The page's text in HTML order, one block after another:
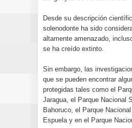
Desde su descripción
solenodonte ha sido
altamente amenazado,
se ha creído extinto.
Sin embargo, las
que se pueden encontrar
protegidas tales como el
Jaragua, el Parque Nacional
Bahoruco, el Parque
Espuela y en el Parque